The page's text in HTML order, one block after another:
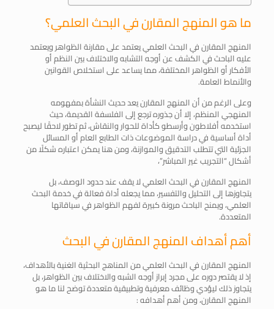
ما هو المنهج المقارن في البحث العلمي؟
المنهج المقارن في البحث العلمي يعتمد على مقارنة الظواهر ويعتمد
عليه الباحث في الكشف عن أوجه التشابه والاختلاف بين النظم أو
الأفكار أو الظواهر المختلفة، مما يساعد على استخلاص القوانين
والأنماط العامة.
وعلى الرغم من أن المنهج المقارن يعد حديث النشأة بمفهومه
المنهجي المنظم، إلا أن جذوره ترجع إلى الفلسفة القديمة، حيث
استخدمه أفلاطون وأرسطو كأداة للحوار والنقاش، ثم تطور لاحقًا ليصبح
أداة أساسية في دراسة الموضوعات ذات الطابع العام أو المسائل
الجزئية التي تتطلب التدقيق والموازنة، ومن هنا يمكن اعتباره شكلًا من
أشكال “التجريب غير المباشر”،
المنهج المقارن في البحث العلمي لا يقف عند حدود الوصف، بل
يتجاوزها إلى التحليل والتفسير، مما يجعله أداة فعالة في خدمة البحث
العلمي، ويمنح الباحث مرونة كبيرة لفهم الظواهر في سياقاتها
المتعددة.
أهم أهداف المنهج المقارن في البحث
المنهج المقارن في البحث العلمي من المناهج البحثية الغنية بالأهداف،
إذ لا يقتصر دوره على مجرد إبراز أوجه الشبه والاختلاف بين الظواهر، بل
يتجاوز ذلك ليؤدي وظائف معرفية وتطبيقية متعددة توضح لنا ما هو
المنهج المقارن، ومن أهم أهدافه :